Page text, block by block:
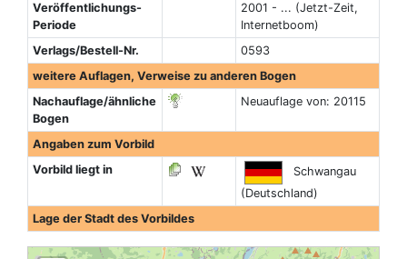
Veröffentlichungs-
Periode
2001 - ... (Jetzt-Zeit,
Internetboom)
Verlags/Bestell-Nr.
0593
weitere Auflagen, Verweise zu anderen Bogen
Nachauflage/ähnliche
Bogen
Neuauflage von: 20115
Angaben zum Vorbild
Vorbild liegt in
Schwangau
(Deutschland)
Lage der Stadt des Vorbildes